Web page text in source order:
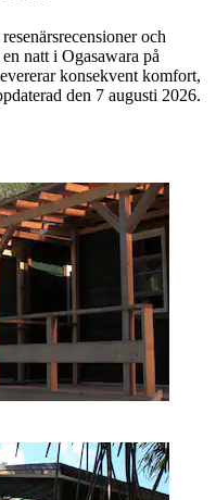
och
natt i Ogasawara på
konsekvent komfort,
den 7 augusti 2026.